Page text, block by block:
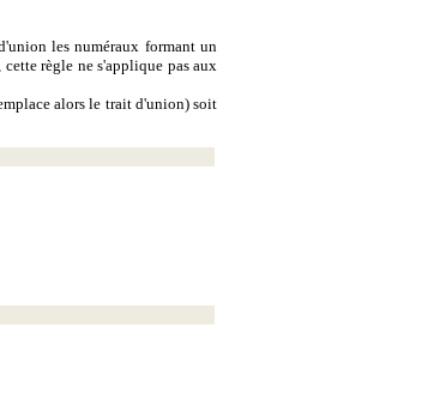
les numéraux formant un
règle ne s'applique pas aux
alors le trait d'union) soit